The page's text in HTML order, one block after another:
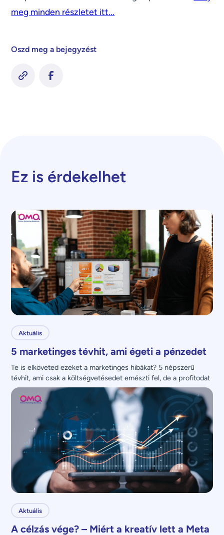
meg minden részletet itt...
Oszd meg a bejegyzést
Ez is érdekelhet
Aktuális
5 marketinges tévhit, ami égeti a pénzedet
Te is elköveted ezeket a marketinges hibákat? 5 népszerű
tévhit, ami csak a költségvetésedet emészti fel, de a profitodat
nem növeli.
Aktuális
A célzás vége? – Miért a kreatív lett a Meta